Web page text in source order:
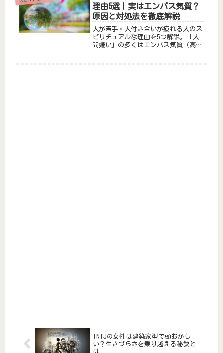
理由5選｜実はエンパス気質？
原因と対処法を徹底解説
人が苦手・人付き合いが疲れる人のス
ピリチュアルな理由を5つ解説。「人
間嫌い」の多くはエンパス気質（高感
INTJの女性は建築家型で頭おかし
い？生きづらさを乗り越える秘訣と
は